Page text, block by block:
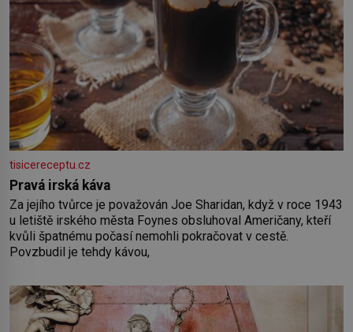
tisicereceptu.cz
Pravá irská káva
Za jejího tvůrce je považován Joe Sharidan, když v roce 1943
u letiště irského města Foynes obsluhoval Američany, kteří
kvůli špatnému počasí nemohli pokračovat v cestě.
Povzbudil je tehdy kávou,